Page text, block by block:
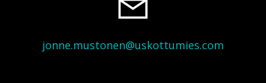
jonne.mustonen@uskottumies.com